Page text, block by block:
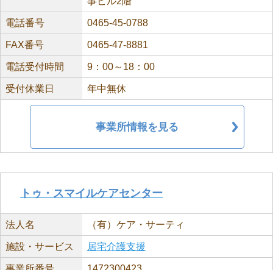
電話番号 0465-45-0788
FAX番号 0465-47-8881
電話受付時間 9：00～18：00
受付休業日 年中無休
事業所情報を見る
トゥ・スマイルケアセンター
法人名 （有）ケア・サーティ
施設・サービス 居宅介護支援